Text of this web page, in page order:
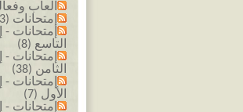
العاب
إمتحانات (193)
إمتحانات
التاسع (8)
إمتحانات
الثامن (38)
إمتحانات
الأول (7)
إمتحانات